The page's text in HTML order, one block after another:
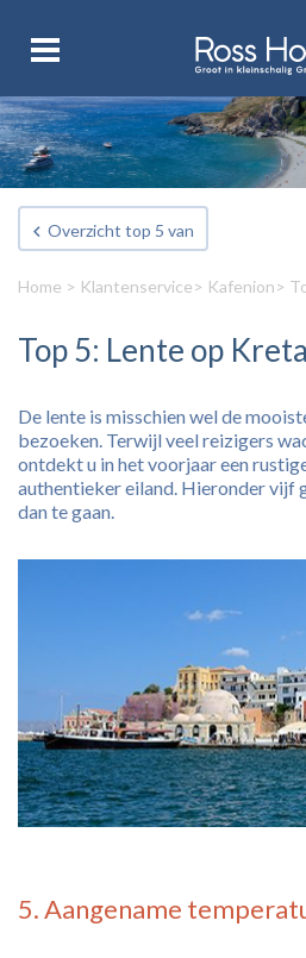
Overzicht top 5 van
Home > Klantenservice> Kafenion>
Top 5: Lente op Kreta
De lente is misschien wel de
bezoeken. Terwijl veel reizigers
ontdekt u in het voorjaar een
authentieker eiland. Hieronder vijf
dan te gaan.
5. Aangename